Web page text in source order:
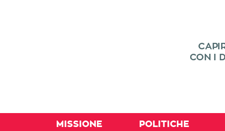
MISSIONE
POLITICHE